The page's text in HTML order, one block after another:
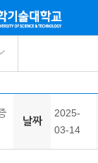
개
소개
램
티
날짜
2025-
03-14